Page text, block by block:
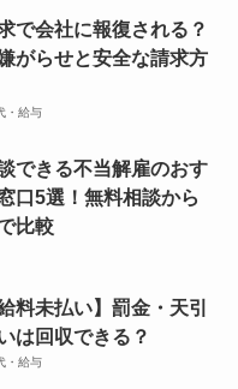
で会社に報復される？
がらせと安全な請求方
・給与
できる不当解雇のおす
口5選！無料相談から
比較
料未払い】罰金・天引
は回収できる？
・給与